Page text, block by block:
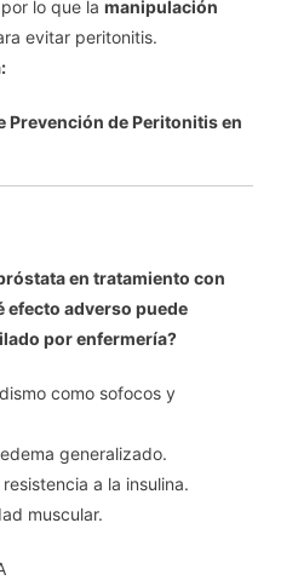
lo que lamanipulación
evitar peritonitis.
Prevención de Peritonitis en
en tratamiento con
efecto adverso puede
por enfermería?
como sofocos y
generalizado.
a la insulina.
muscular.